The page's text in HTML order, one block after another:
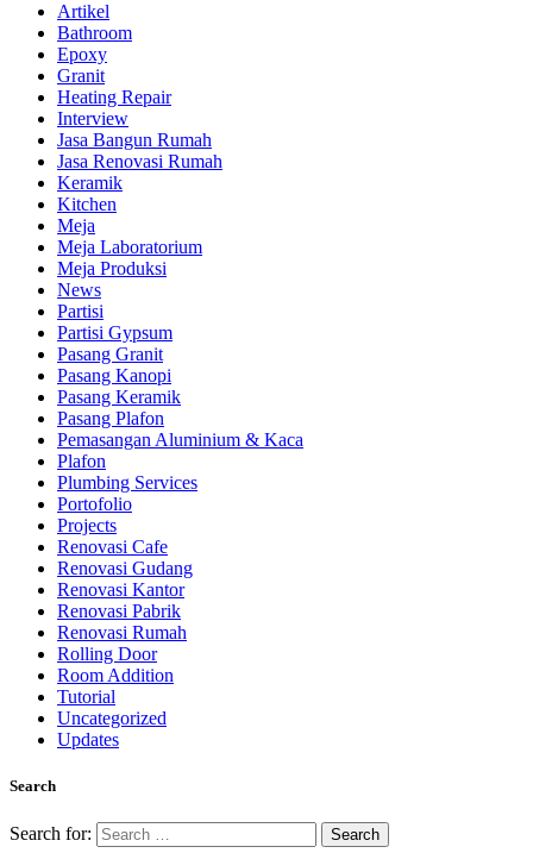
Artikel
Bathroom
Epoxy
Granit
Heating Repair
Interview
Jasa Bangun Rumah
Jasa Renovasi Rumah
Keramik
Kitchen
Meja
Meja Laboratorium
Meja Produksi
News
Partisi
Partisi Gypsum
Pasang Granit
Pasang Kanopi
Pasang Keramik
Pasang Plafon
Pemasangan Aluminium & Kaca
Plafon
Plumbing Services
Portofolio
Projects
Renovasi Cafe
Renovasi Gudang
Renovasi Kantor
Renovasi Pabrik
Renovasi Rumah
Rolling Door
Room Addition
Tutorial
Uncategorized
Updates
Search
Search for: